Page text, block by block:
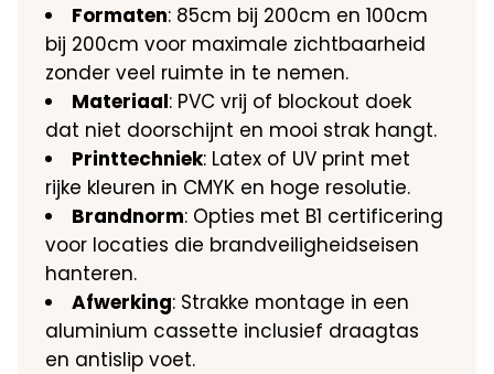
Formaten: 85cm bij 200cm en 100cm
bij 200cm voor maximale zichtbaarheid
zonder veel ruimte in te nemen.
Materiaal: PVC vrij of blockout doek
dat niet doorschijnt en mooi strak hangt.
Printtechniek: Latex of UV print met
rijke kleuren in CMYK en hoge resolutie.
Brandnorm: Opties met B1 certificering
voor locaties die brandveiligheidseisen
hanteren.
Afwerking: Strakke montage in een
aluminium cassette inclusief draagtas
en antislip voet.